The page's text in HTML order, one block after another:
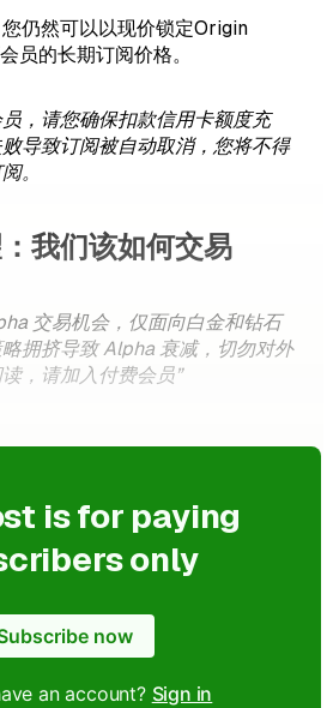
仍然可以以现价锁定Origin
员的长期订阅价格。
，请您确保扣款信用卡额度充
导致订阅被自动取消，您将不得
。
我们该如何交易
交易机会，仅面向白金和钻石
拥挤导致 Alpha 衰减，切勿对外
，请加入付费会员”
is for paying
only
now
an account? Sign in